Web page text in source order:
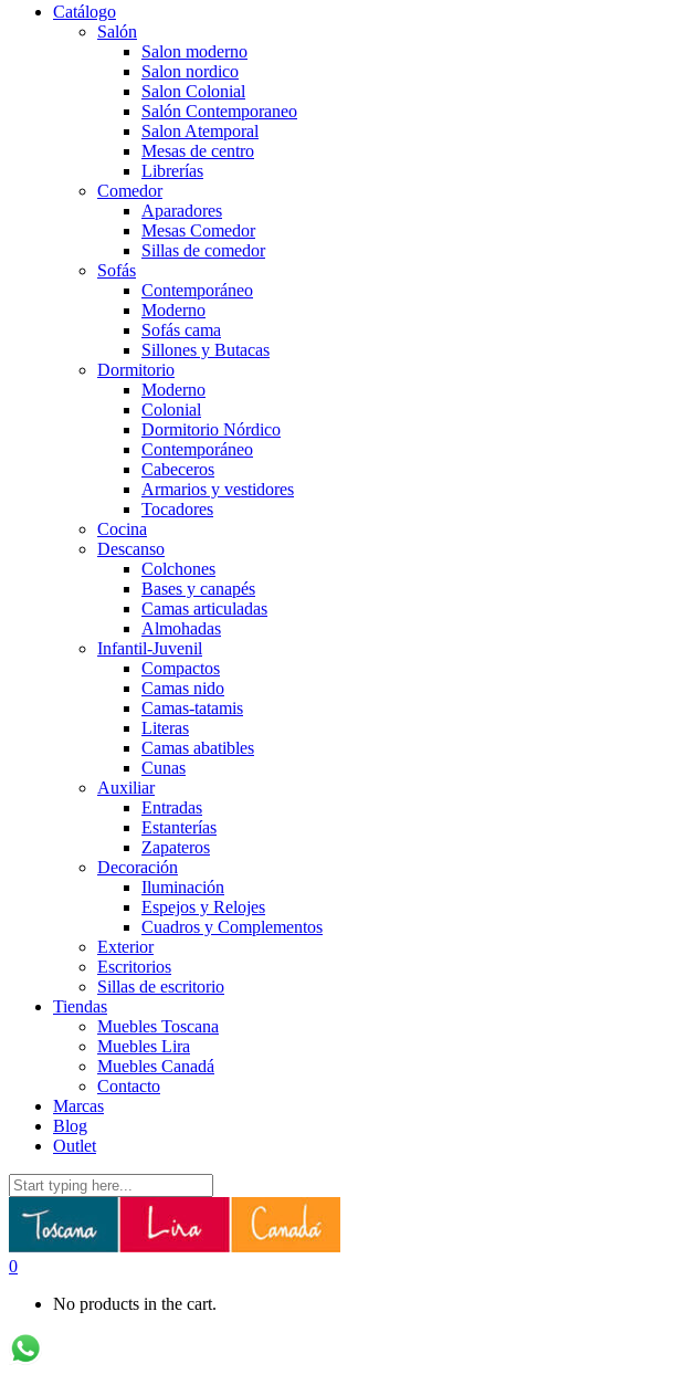
Catálogo
Salón
Salon moderno
Salon nordico
Salon Colonial
Salón Contemporaneo
Salon Atemporal
Mesas de centro
Librerías
Comedor
Aparadores
Mesas Comedor
Sillas de comedor
Sofás
Contemporáneo
Moderno
Sofás cama
Sillones y Butacas
Dormitorio
Moderno
Colonial
Dormitorio Nórdico
Contemporáneo
Cabeceros
Armarios y vestidores
Tocadores
Cocina
Descanso
Colchones
Bases y canapés
Camas articuladas
Almohadas
Infantil-Juvenil
Compactos
Camas nido
Camas-tatamis
Literas
Camas abatibles
Cunas
Auxiliar
Entradas
Estanterías
Zapateros
Decoración
Iluminación
Espejos y Relojes
Cuadros y Complementos
Exterior
Escritorios
Sillas de escritorio
Tiendas
Muebles Toscana
Muebles Lira
Muebles Canadá
Contacto
Marcas
Blog
Outlet
0
No products in the cart.